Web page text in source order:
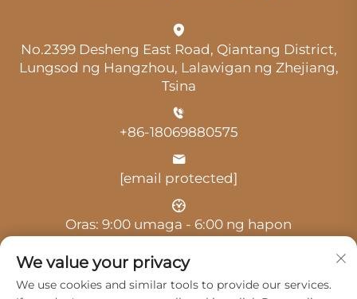
No.2399 Desheng East Road, Qiantang District,
Lungsod ng Hangzhou, Lalawigan ng Zhejiang,
Tsina
+86-18069880575
[email protected]
Oras: 9:00 umaga - 6:00 ng hapon
We value your privacy
We use cookies and similar tools to provide our services.